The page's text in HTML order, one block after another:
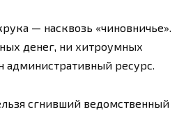
— насквозь «чиновничье».
денег, ни хитроумных
ресурс.
сгнивший ведомственный